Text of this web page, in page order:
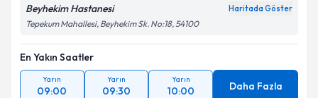
Beyhekim Hastanesi Haritada Göster
Tepekum Mahallesi, Beyhekim Sk. No:18, 54100
En Yakın Saatler
Yarın
09:00
Yarın
09:30
Yarın
10:00 Daha Fazla